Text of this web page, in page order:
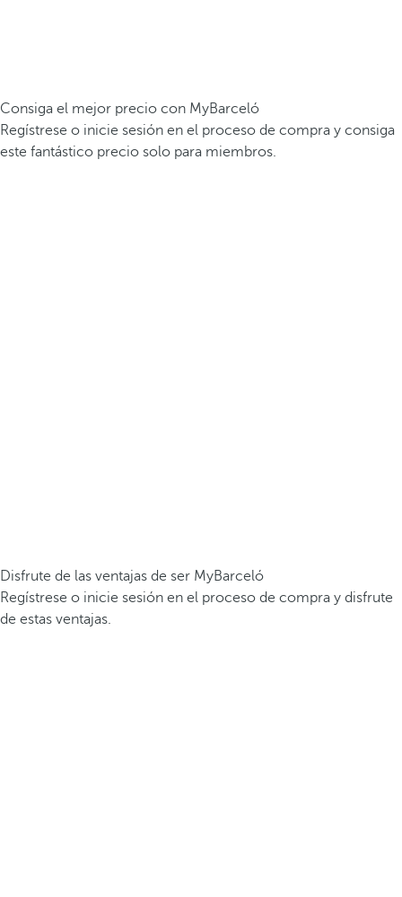
Consiga el mejor precio con MyBarceló
Regístrese o inicie sesión en el proceso de compra y consiga
este fantástico precio solo para miembros.
Disfrute de las ventajas de ser MyBarceló
Regístrese o inicie sesión en el proceso de compra y disfrute
de estas ventajas.